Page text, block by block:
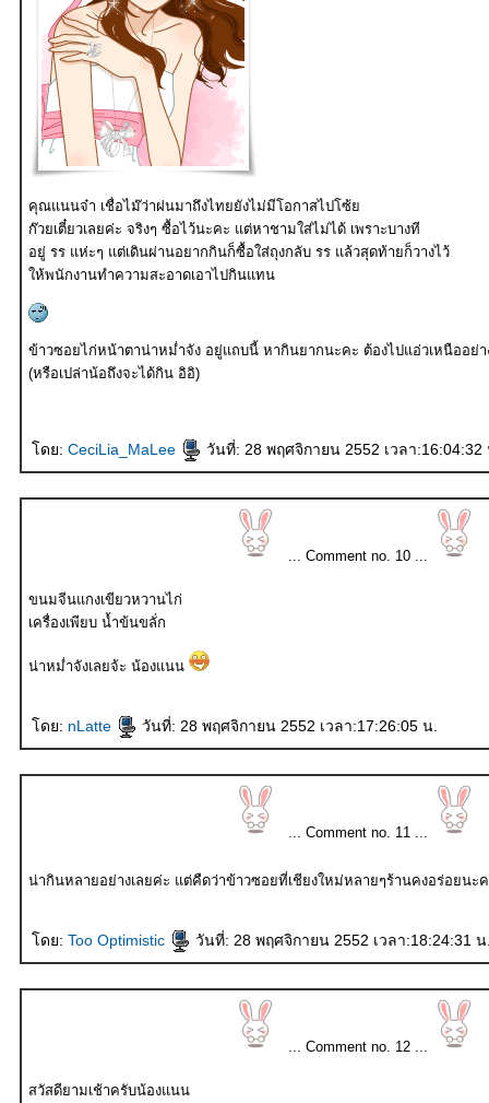
คุณแนนจ๋า เชื่อไม๊ว่าฝนมาถึงไทยยังไม่มีโอกาสไปโซ้
ก๊วยเตี๋ยวเลยค่ะ จริงๆ ซื้อไว้นะคะ แต่หาชามใส่ไม่ได้ เพราะบางที
อยู่ รร แห่ะๆ แต่เดินผ่านอยากกินก็ซื้อใส่ถุงกลับ รร แล้วสุดท้ายก็วางไว้
ห้พนักงานทำความสะอาดเอาไปกินแทน
ข้าวซอยไก่หน้าตาน่าหม่ำจัง อยู่แถบนี้ หากินยากนะคะ ต้องไปแอ่วเหนืออย่า
(หรือเปล่าน้อถึงจะได้กิน อิอิ)
ดย: CeciLia_MaLee วันที่: 28 พฤศจิกายน 2552 เวลา:16:04:32
... Comment no. 10 ...
ขนมจีนแกงเขียวหวานไก่
เครื่องเพียบ น้ำข้นขลั่ก
น่าหม่ำจังเลยจ้ะ น้องแนน
ดย: nLatte วันที่: 28 พฤศจิกายน 2552 เวลา:17:26:05 น.
... Comment no. 11 ...
น่ากินหลายอย่างเลยค่ะ แต่คืดว่าข้าวซอยที่เชียงใหม่หลายๆร้านคงอร่อยนะ
ดย: Too Optimistic วันที่: 28 พฤศจิกายน 2552 เวลา:18:24:31
... Comment no. 12 ...
สวัสดียามเช้าครับน้องแนน